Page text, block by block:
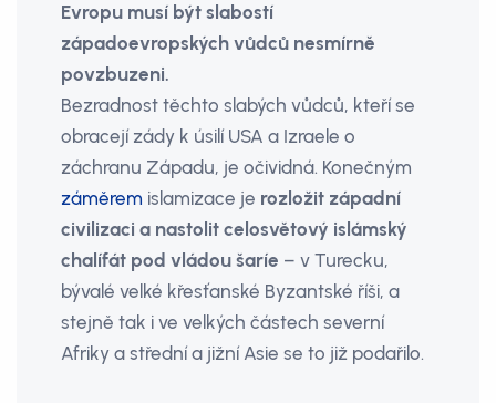
Evropu musí být slabostí
západoevropských vůdců nesmírně
povzbuzeni.
Bezradnost těchto slabých vůdců, kteří se
obracejí zády k úsilí USA a Izraele o
záchranu Západu, je očividná. Konečným
záměrem islamizace je rozložit západní
civilizaci a nastolit celosvětový islámský
chalífát pod vládou šaríe – v Turecku,
bývalé velké křesťanské Byzantské říši, a
stejně tak i ve velkých částech severní
Afriky a střední a jižní Asie se to již podařilo.